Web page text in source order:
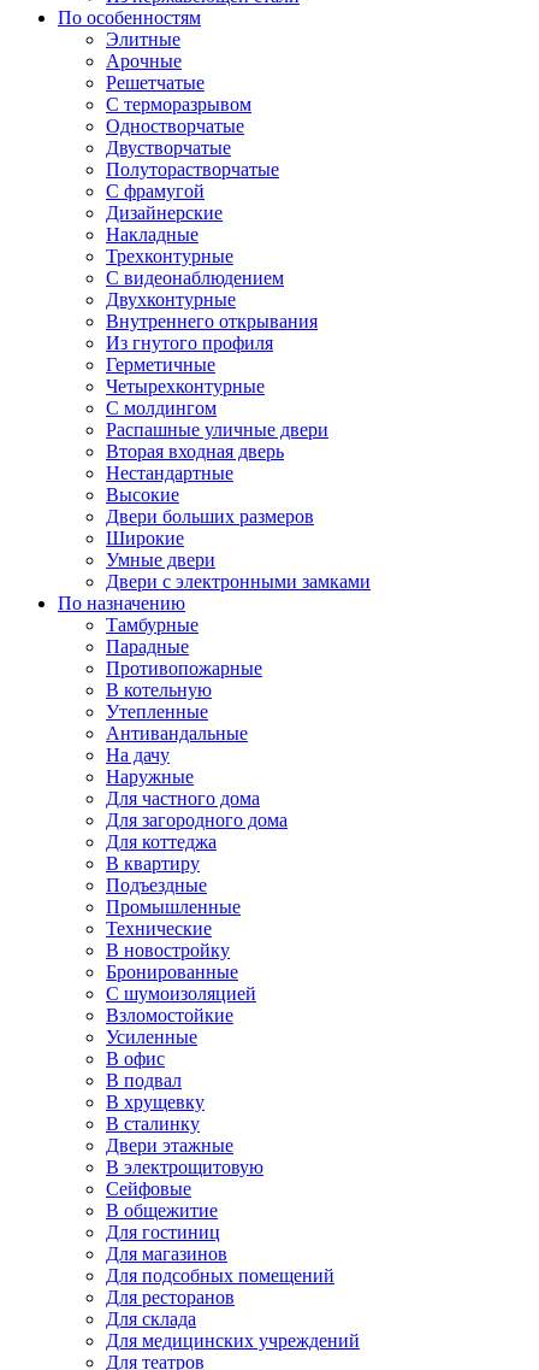
По особенностям
Элитные
Арочные
Решетчатые
С терморазрывом
Одностворчатые
Двустворчатые
Полуторастворчатые
С фрамугой
Дизайнерские
Накладные
Трехконтурные
С видеонаблюдением
Двухконтурные
Внутреннего открывания
Из гнутого профиля
Герметичные
Четырехконтурные
С молдингом
Распашные уличные двери
Вторая входная дверь
Нестандартные
Высокие
Двери больших размеров
Широкие
Умные двери
Двери с электронными замками
По назначению
Тамбурные
Парадные
Противопожарные
В котельную
Утепленные
Антивандальные
На дачу
Наружные
Для частного дома
Для загородного дома
Для коттеджа
В квартиру
Подъездные
Промышленные
Технические
В новостройку
Бронированные
С шумоизоляцией
Взломостойкие
Усиленные
В офис
В подвал
В хрущевку
В сталинку
Двери этажные
В электрощитовую
Сейфовые
В общежитие
Для гостиниц
Для магазинов
Для подсобных помещений
Для ресторанов
Для склада
Для медицинских учреждений
Для театров